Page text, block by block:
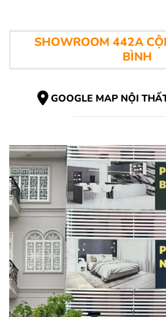
SHOWROOM 442A
BÌNH
GOOGLE MAP NỘI